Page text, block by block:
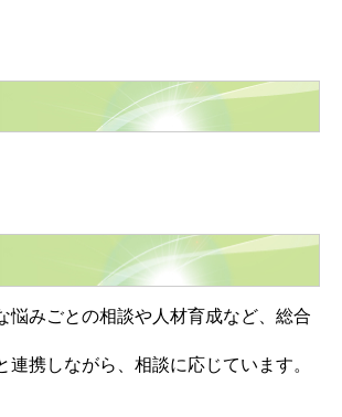
みごとの相談や人材育成など、総合
携しながら、相談に応じています。